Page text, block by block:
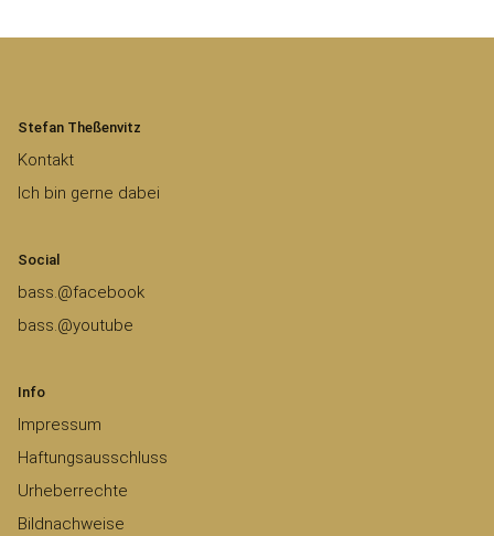
Stefan Theßenvitz
Kontakt
Ich bin gerne dabei
Social
bass.@facebook
bass.@youtube
Info
Impressum
Haftungsausschluss
Urheberrechte
Bildnachweise